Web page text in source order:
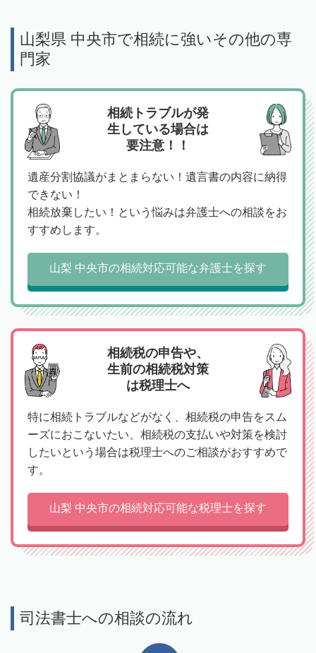
山梨県 中央市で相続に強いその他の専
門家
相続トラブルが発
生している場合は
要注意！！
遺産分割協議がまとまらない！遺言書の内容に納得
できない！
相続放棄したい！という悩みは弁護士への相談をお
すすめします。
山梨 中央市の相続対応可能な弁護士を探す
相続税の申告や、
生前の相続税対策
は税理士へ
特に相続トラブルなどがなく、相続税の申告をスム
ーズにおこないたい、相続税の支払いや対策を検討
したいという場合は税理士へのご相談がおすすめで
す。
山梨 中央市の相続対応可能な税理士を探す
司法書士への相談の流れ